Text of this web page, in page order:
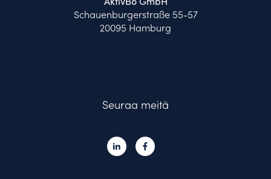
Schauenburgerstraße 55-57
20095 Hamburg
Seuraa meitä